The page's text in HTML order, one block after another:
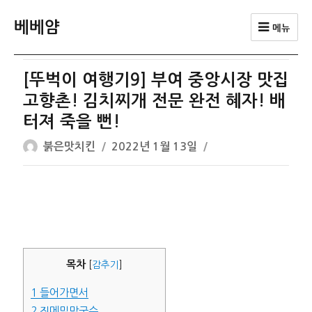
베베얌 메뉴
[뚜벅이 여행기9] 부여 중앙시장 맛집
고향촌! 김치찌개 전문 완전 혜자! 배
터져 죽을 뻔!
글
쓴
붉은맛치킨
작
성
2022년 1월 13일
목차 감추기
1 들어가면서